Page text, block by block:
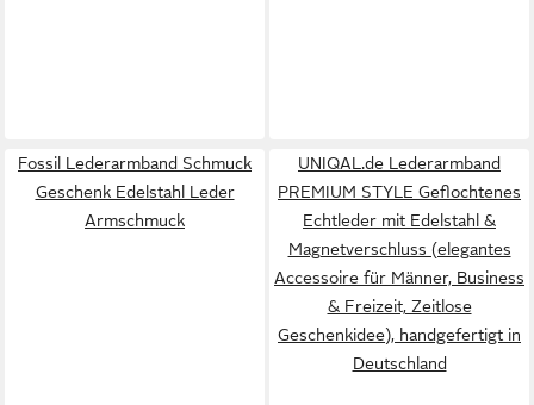
Fossil Lederarmband Schmuck
Geschenk Edelstahl Leder
Armschmuck
UNIQAL.de Lederarmband
PREMIUM STYLE Geflochtenes
Echtleder mit Edelstahl &
Magnetverschluss (elegantes
Accessoire für Männer, Business
& Freizeit, Zeitlose
Geschenkidee), handgefertigt in
Deutschland